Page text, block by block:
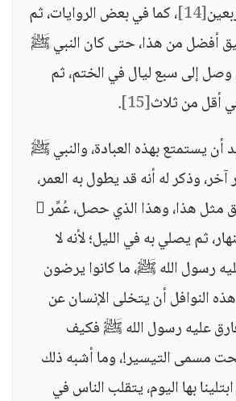
[14]
، كما في بعض الروايات، ثم
أفضل من هذا، حتى كان النبي ﷺ
إلى سبع ليال في الختم، ثم
أقل من ثلاث[15]
.
أن يستمتع بهذه العبادة، والنبي ﷺ
وذكر له أنه قد يطول به العمر،
ثم بعد ذلك لا يطيق مثل هذا، وهذا الذي حصل، عُمِّر 
ثم يصلي به في الليل؛ لأنه لا
رسول الله ﷺ، ما كانوا يرضون
النوافل أن يتخلى الإنسان عن
عليه رسول الله ﷺ فكيف
مسمى التيسير!، وما أشبه ذلك
بها اليوم، يتقلب الناس في